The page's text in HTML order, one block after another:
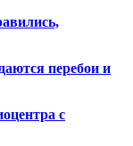
перебои и
с